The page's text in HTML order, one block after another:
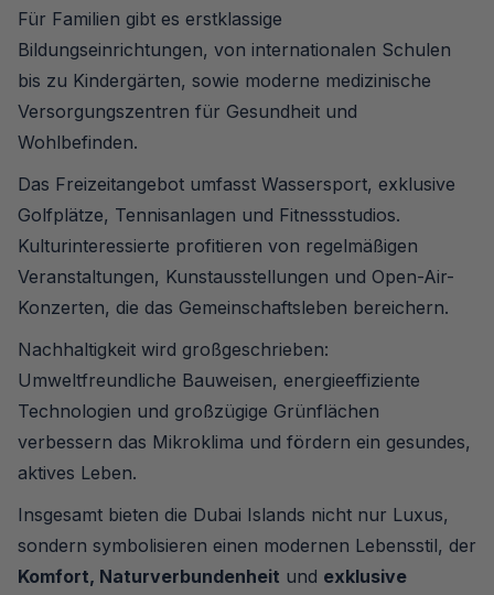
Für Familien gibt es erstklassige
Bildungseinrichtungen, von internationalen Schulen
bis zu Kindergärten, sowie moderne medizinische
Versorgungszentren für Gesundheit und
Wohlbefinden.
Das Freizeitangebot umfasst Wassersport, exklusive
Golfplätze, Tennisanlagen und Fitnessstudios.
Kulturinteressierte profitieren von regelmäßigen
Veranstaltungen, Kunstausstellungen und Open-Air-
Konzerten, die das Gemeinschaftsleben bereichern.
Nachhaltigkeit wird großgeschrieben:
Umweltfreundliche Bauweisen, energieeffiziente
Technologien und großzügige Grünflächen
verbessern das Mikroklima und fördern ein gesundes,
aktives Leben.
Insgesamt bieten die Dubai Islands nicht nur Luxus,
sondern symbolisieren einen modernen Lebensstil, der
Komfort, Naturverbundenheit und exklusive